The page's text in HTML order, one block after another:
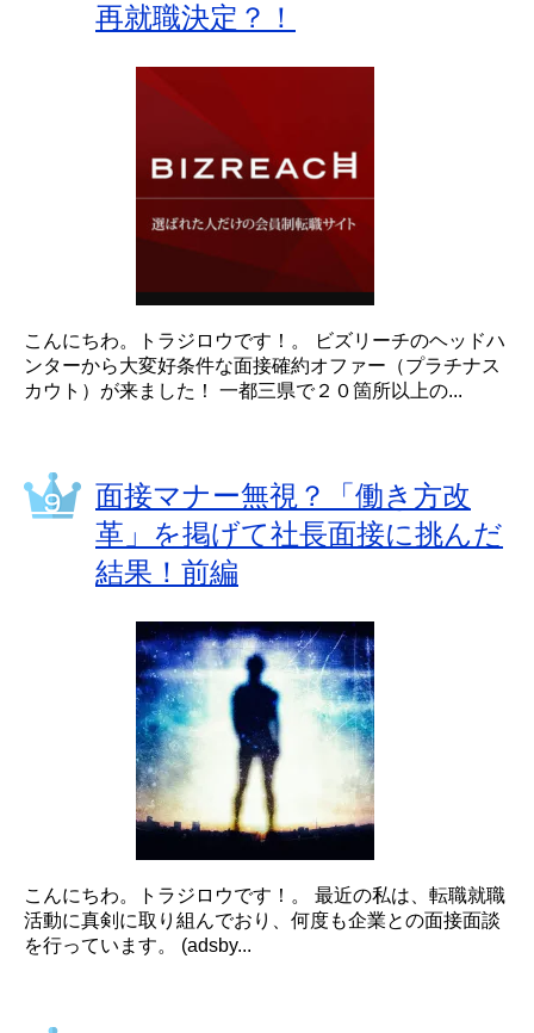
再就職決定？！
こんにちわ。トラジロウです！。 ビズリーチのヘッドハ
ンターから大変好条件な面接確約オファー（プラチナス
カウト）が来ました！ 一都三県で２０箇所以上の...
面接マナー無視？「働き方改
革」を掲げて社長面接に挑んだ
結果！前編
こんにちわ。トラジロウです！。 最近の私は、転職就職
活動に真剣に取り組んでおり、何度も企業との面接面談
を行っています。 (adsby...